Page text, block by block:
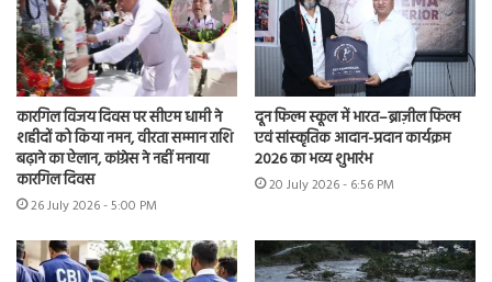
कारगिल विजय दिवस पर सीएम धामी ने
शहीदों को किया नमन, वीरता सम्मान राशि
बढ़ाने का ऐलान, कांग्रेस ने नहीं मनाया
कारगिल दिवस
26 July 2026 - 5:00 PM
दून फिल्म स्कूल में भारत–ब्राज़ील फिल्म
एवं सांस्कृतिक आदान-प्रदान कार्यक्रम
2026 का भव्य शुभारंभ
20 July 2026 - 6:56 PM